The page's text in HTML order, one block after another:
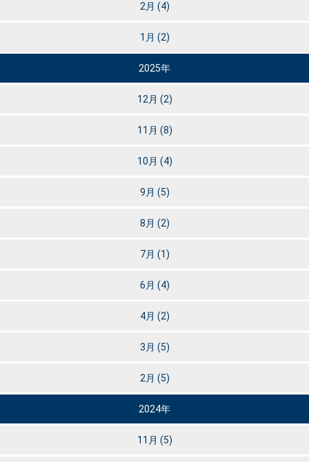
2月 (4)
1月 (2)
2025年
12月 (2)
11月 (8)
10月 (4)
9月 (5)
8月 (2)
7月 (1)
6月 (4)
4月 (2)
3月 (5)
2月 (5)
2024年
11月 (5)